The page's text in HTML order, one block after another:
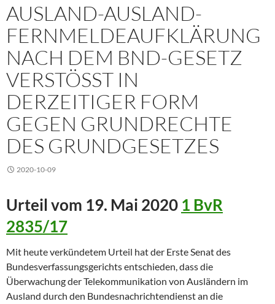
AUSLAND-AUSLAND-
FERNMELDEAUFKLÄRUNG
NACH DEM BND-GESETZ
VERSTÖSST IN D
ERZEITIGER FORM G
EGEN GRUNDRECHTE D
ES GRUNDGESETZES
2020-10-09
Urteil vom 19. Mai 2020 1 BvR
2835/17
Mit heute verkündetem Urteil hat der Erste Senat des
Bundesverfassungsgerichts entschieden, dass die
Überwachung der Telekommunikation von Ausländern im
Ausland durch den Bundesnachrichtendienst an die